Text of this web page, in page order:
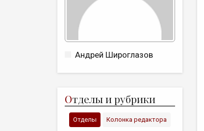
Андрей Широглазов
Отделы и рубрики
Отделы Колонка редактора